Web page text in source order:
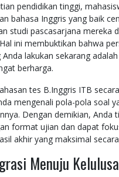
pendidikan tinggi,
bahasa Inggris yang baik
studi pascasarjana mereka
ini membuktikan bahwa
lakukan sekarang
berharga.
tes B.Inggris ITB
mengenali pola-pola soal
Dengan demikian, Anda
format ujian dan dapat
akhir yang maksimal
Menuju